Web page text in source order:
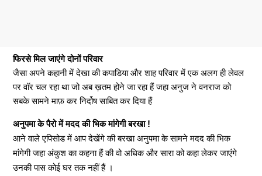
फिरसे मिल जाएंगे दोनों परिवार
जैसा अपने कहानी में देखा की कपाडिया और शाह परिवार में एक अलग ही लेवल
पर वॉर चल रहा था जो अब ख़तम होने जा रहा हैं जहा अनुज ने वनराज को
सबके सामने माफ़ कर निर्दोष साबित कर दिया हैं
अनुपमा के पैरो में मदद की भिक मांगेगी बरखा !
आने वाले एपिसोड में आप देखेंगे की बरखा अनुपमा के सामने मदद की भिक
मांगेगी जहा अंकुश का कहना हैं की वो अधिक और सारा को कहा लेकर जाएंगे
उनकी पास कोई घर तक नहीं हैं ।